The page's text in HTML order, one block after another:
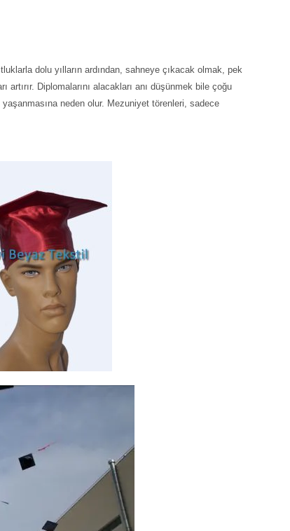
dolu yılların ardından, sahneye çıkacak olmak, pek
Diplomalarını alacakları anı düşünmek bile çoğu
neden olur. Mezuniyet törenleri, sadece